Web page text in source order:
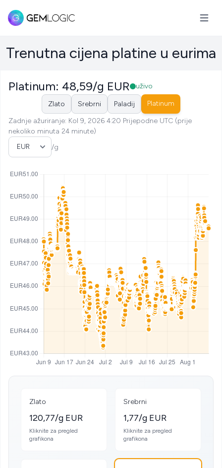
Otvori
Trenutna cijena platine u eurima
Platinum: 48,59/g EUR uživo
Zlato Srebrni Paladij Platinum
Zadnje ažuriranje: Kol 9, 2026 4:20 Prijepodne UTC (prije
nekoliko minuta 24 minute)
Odaberite valutu
/g
Zlato
120,77/g EUR
Kliknite za pregled
grafikona
Srebrni
1,77/g EUR
Kliknite za pregled
grafikona